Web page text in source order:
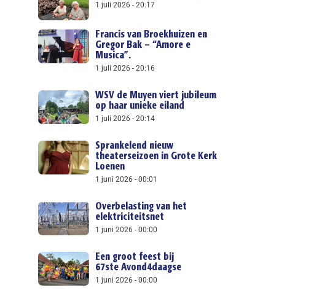
1 juli 2026 20:17
Francis van Broekhuizen en
Gregor Bak – “Amore e
Musica”.
1 juli 2026 20:16
WSV de Muyen viert jubileum
op haar unieke eiland
1 juli 2026 20:14
Sprankelend nieuw
theaterseizoen in Grote Kerk
Loenen
1 juni 2026 00:01
Overbelasting van het
elektriciteitsnet
1 juni 2026 00:00
Een groot feest bij
67ste Avond4daagse
1 juni 2026 00:00